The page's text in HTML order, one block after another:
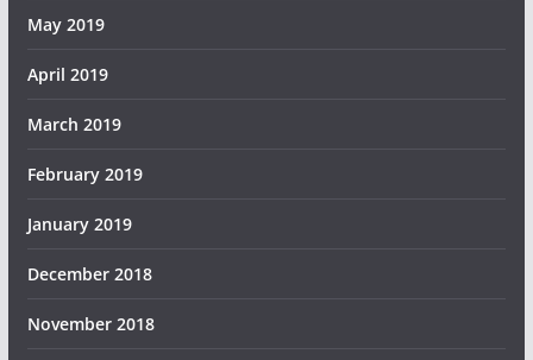
May 2019
April 2019
March 2019
February 2019
January 2019
December 2018
November 2018